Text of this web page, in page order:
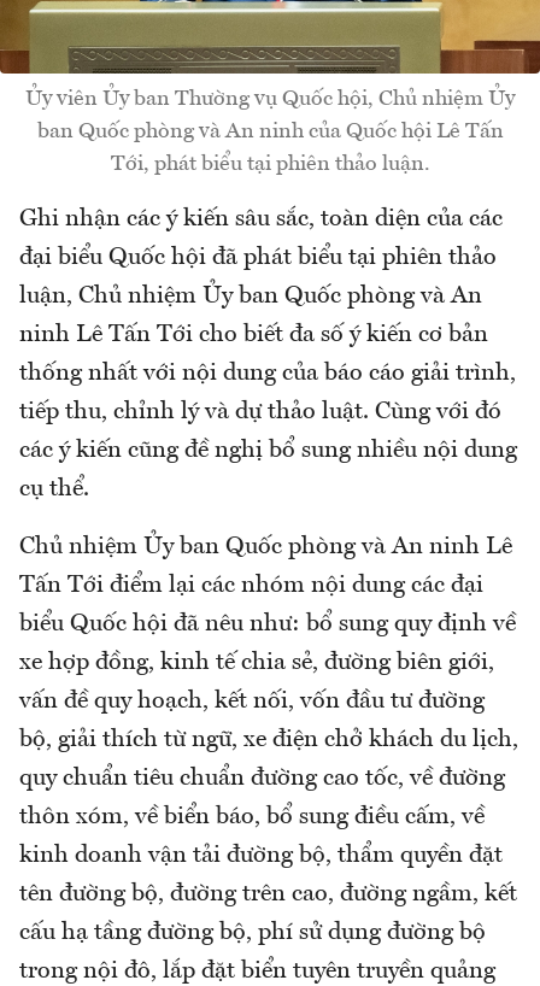
Ủy viên Ủy ban Thường vụ Quốc hội, Chủ nhiệm Ủy
ban Quốc phòng và An ninh của Quốc hội Lê Tấn
Tới, phát biểu tại phiên thảo luận.
Ghi nhận các ý kiến sâu sắc, toàn diện của các
đại biểu Quốc hội đã phát biểu tại phiên thảo
luận, Chủ nhiệm Ủy ban Quốc phòng và An
ninh Lê Tấn Tới cho biết đa số ý kiến cơ bản
thống nhất với nội dung của báo cáo giải trình,
tiếp thu, chỉnh lý và dự thảo luật. Cùng với đó
các ý kiến cũng đề nghị bổ sung nhiều nội dung
cụ thể.
Chủ nhiệm Ủy ban Quốc phòng và An ninh Lê
Tấn Tới điểm lại các nhóm nội dung các đại
biểu Quốc hội đã nêu như: bổ sung quy định về
xe hợp đồng, kinh tế chia sẻ, đường biên giới,
vấn đề quy hoạch, kết nối, vốn đầu tư đường
bộ, giải thích từ ngữ, xe điện chở khách du lịch,
quy chuẩn tiêu chuẩn đường cao tốc, về đường
thôn xóm, về biển báo, bổ sung điều cấm, về
kinh doanh vận tải đường bộ, thẩm quyền đặt
tên đường bộ, đường trên cao, đường ngầm, kết
cấu hạ tầng đường bộ, phí sử dụng đường bộ
trong nội đô, lắp đặt biển tuyên truyền quảng